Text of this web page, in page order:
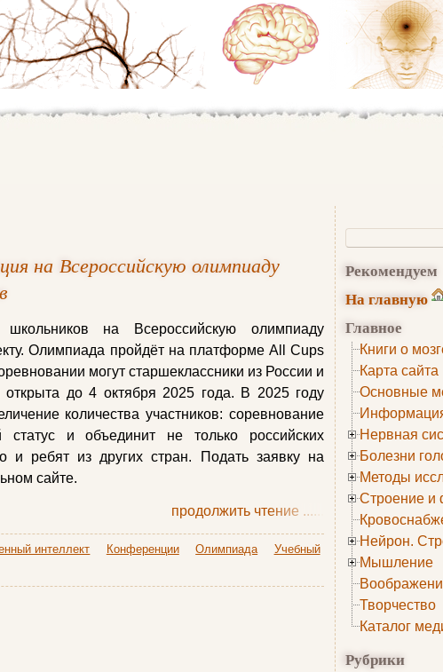
Рекомендуем
На главную
Главное
Книги о
Карта сайта
Основные
Нервная
Болезни
Методы
Строение и
Нейрон.
Мышление
Творчество
Каталог
Рубрики
на Всероссийскую олимпиаду
школьников на Всероссийскую олимпиаду
Олимпиада пройдёт на платформе All Cups
могут старшеклассники из России и
открыта до 4 октября 2025 года. В 2025 году
количества участников: соревнование
статус и объединит не только российских
и ребят из других стран. Подать заявку на
сайте.
продолжить чтение ......
интеллект Конференции Олимпиада
Учебный